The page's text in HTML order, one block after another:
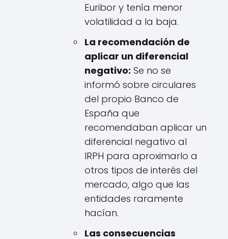
Euribor y tenía menor
volatilidad a la baja.
La recomendación de
aplicar un diferencial
negativo: Se no se
informó sobre circulares
del propio Banco de
España que
recomendaban aplicar un
diferencial negativo al
IRPH para aproximarlo a
otros tipos de interés del
mercado, algo que las
entidades raramente
hacían.
Las consecuencias